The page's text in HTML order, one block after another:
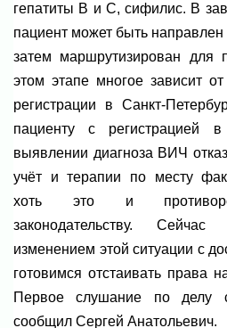
гепатиты В и С, сифилис. В
пациент может быть
затем маршрутизирован для
этом этапе многое зависит
регистрации в Санкт-
пациенту с регистрацией
выявлении диагноза ВИЧ
учёт и терапии по месту
хоть это и
законодательству.
изменением этой ситуации с
готовимся отстаивать права
Первое слушание по делу
сообщил Сергей Анатольевич.